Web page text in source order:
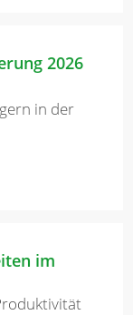
2026
in der
im